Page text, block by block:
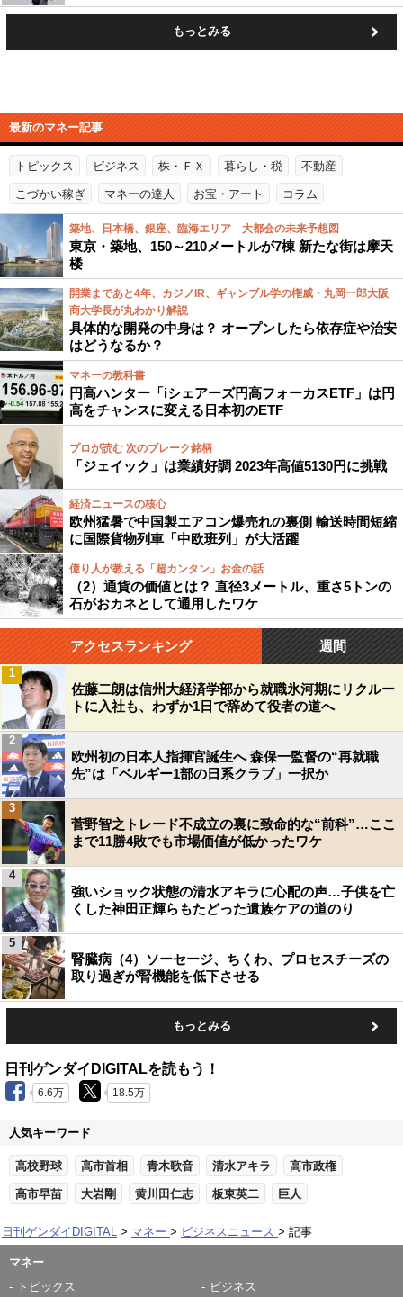
もっとみる
最新のマネー記事
トピックス ビジネス 株・ＦＸ 暮らし・税 不動産
こづかい稼ぎ マネーの達人 お宝・アート コラム
築地、日本橋、銀座、臨海エリア 大都会の未来予想図
東京・築地、150～210メートルが7棟 新たな街は摩天
楼
開業まであと4年、カジノIR、ギャンブル学の権威・丸岡一郎大阪
商大学長が丸わかり解説
具体的な開発の中身は？ オープンしたら依存症や治安
はどうなるか？
マネーの教科書
円高ハンター「iシェアーズ円高フォーカスETF」は円
高をチャンスに変える日本初のETF
プロが読む 次のブレーク銘柄
「ジェイック」は業績好調 2023年高値5130円に挑戦
経済ニュースの核心
欧州猛暑で中国製エアコン爆売れの裏側 輸送時間短縮
に国際貨物列車「中欧班列」が大活躍
億り人が教える「超カンタン」お金の話
（2）通貨の価値とは？ 直径3メートル、重さ5トンの
石がおカネとして通用したワケ
アクセスランキング 週間
佐藤二朗は信州大経済学部から就職氷河期にリクルー
トに入社も、わずか1日で辞めて役者の道へ
1
欧州初の日本人指揮官誕生へ 森保一監督の“再就職
先”は「ベルギー1部の日系クラブ」一択か
2
菅野智之トレード不成立の裏に致命的な“前科”…ここ
まで11勝4敗でも市場価値が低かったワケ
3
強いショック状態の清水アキラに心配の声…子供を亡
くした神田正輝らもたどった遺族ケアの道のり
4
腎臓病（4）ソーセージ、ちくわ、プロセスチーズの
取り過ぎが腎機能を低下させる
5
もっとみる
日刊ゲンダイDIGITALを読もう！
6.6万 18.5万
人気キーワード
高校野球 高市首相 青木歌音 清水アキラ 高市政権
高市早苗 大岩剛 黄川田仁志 板東英二 巨人
日刊ゲンダイDIGITAL マネー ビジネスニュース 記事
マネー
トピックス
ビジネス